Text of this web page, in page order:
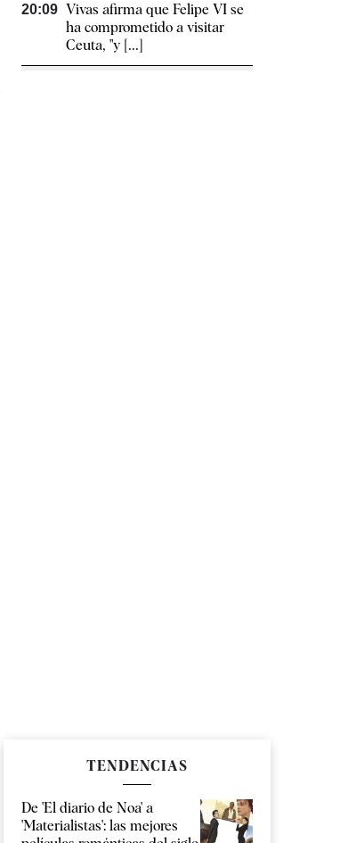
20:09 Vivas afirma que Felipe VI se
ha comprometido a visitar
Ceuta, "y [...]
TENDENCIAS
De 'El diario de Noa' a
'Materialistas': las mejores